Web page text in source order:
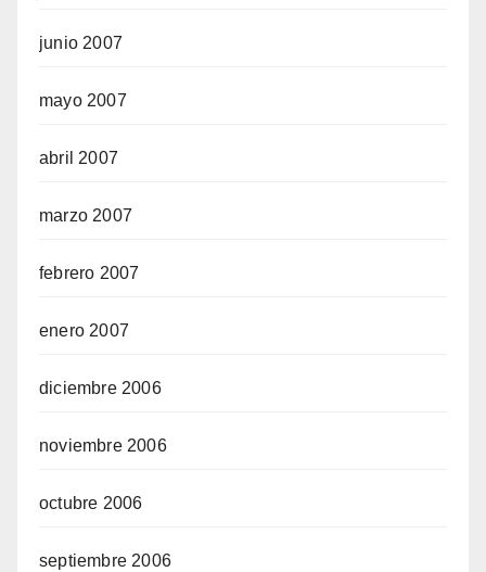
junio 2007
mayo 2007
abril 2007
marzo 2007
febrero 2007
enero 2007
diciembre 2006
noviembre 2006
octubre 2006
septiembre 2006